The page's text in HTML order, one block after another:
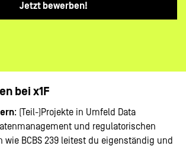
Jetzt bewerben!
bei x1F
: (Teil-)Projekte in Umfeld Data
und regulatorischen
wie BCBS 239 leitest du eigenständig und